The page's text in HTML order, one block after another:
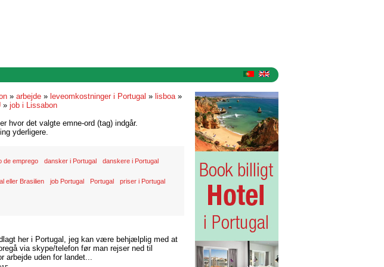
» arbejde » leveomkostninger i Portugal » lisboa»
» job i Lissabon
hvor det valgte emne-ord (tag) indgår.
yderligere.
de emprego dansker i Portugal danskere i Portugal
eller Brasilien job Portugal Portugal priser i Portugal
her i Portugal, jeg kan være behjælplig med at
via skype/telefon før man rejser ned til
arbejde uden for landet...